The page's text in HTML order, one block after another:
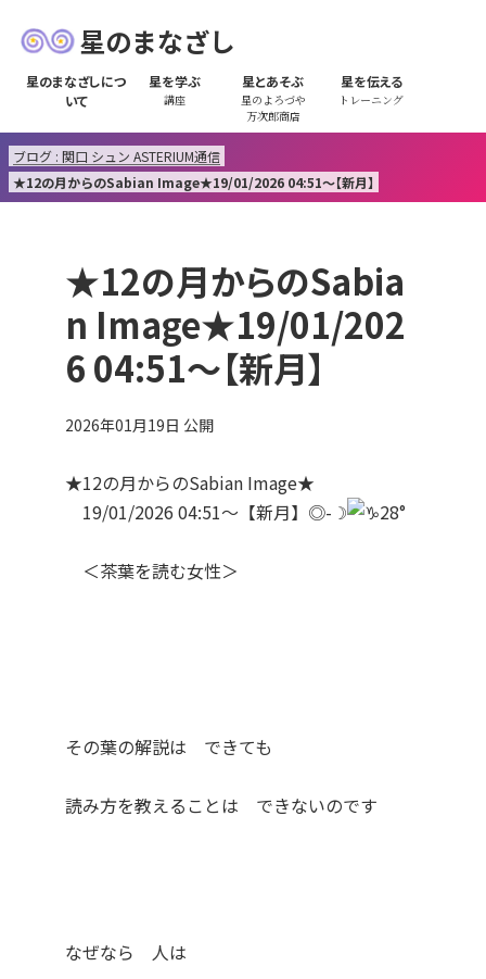
星のまなざし
星のまなざしにつ
いて
星を学ぶ
講座
星とあそぶ
星のよろづや
万次郎商店
星を伝える
トレーニング
ブログ : 関口 シュン ASTERIUM通信
★12の月からのSabian Image★19/01/2026 04:51～【新月】
★12の月からのSabia
n Image★19/01/202
6 04:51～【新月】
2026年01月19日 公開
★12の月からのSabian Image★
19/01/2026 04:51～【新月】◎-☽
28°
＜茶葉を読む女性＞
その葉の解説は できても
読み方を教えることは できないのです
なぜなら 人は